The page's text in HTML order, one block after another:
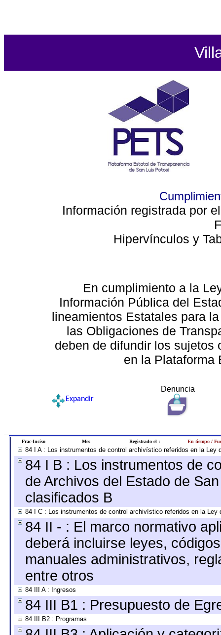
Información registrada por
Hipervínculos y
En cumplimiento a la
Información Pública del
lineamientos Estatales para
las Obligaciones de
deben de difundir los sujetos
en la Plataforma
Denuncia
Expandir
Frac-Inciso Mes Registrado el : En tiempo /
84 I A : Los instrumentos de control archivístico referidos en la
84 I B : Los instrumentos de
de Archivos del Estado de
clasificados B
84 I C : Los instrumentos de control archivístico referidos en la
84 II - : El marco normativo
deberá incluirse leyes,
manuales administrativos,
entre otros
84 III A : Ingresos
84 III B1 : Presupuesto de
84 III B2 : Programas